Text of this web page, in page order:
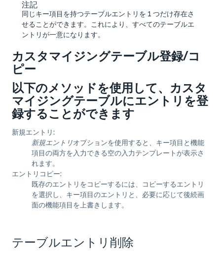
注記
同じキー項目を持つテーブルエントリを 1 つだけ存在さ
せることができます。これにより、すべてのテーブルエ
ントリが一意になります。
カスタマイジングテーブル登録/コ
ピー
以下のメソッドを使用して、カスタ
マイジングテーブルにエントリを登
録することができます
新規エントリ:
新規エントリオプションを使用すると、キー項目と機能
項目の両方を入力できる空の入力テンプレートが表示さ
れます。
エントリコピー:
既存のエントリをコピーするには、コピーするエントリ
を選択し、キー項目のエントリと、必要に応じて後続画
面の機能項目を上書きします。
テーブルエントリ削除